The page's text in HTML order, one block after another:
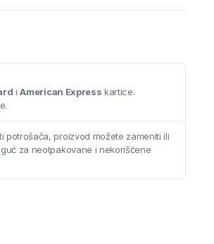
iAmerican Express kartice.
potrošača, proizvod možete zameniti ili
za neotpakovane i nekorišćene